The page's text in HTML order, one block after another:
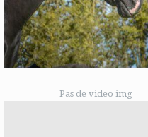
Pas de video img